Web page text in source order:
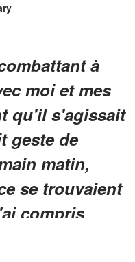
à
moi et mes
qu'il s'agissait
geste de
matin,
se trouvaient
compris